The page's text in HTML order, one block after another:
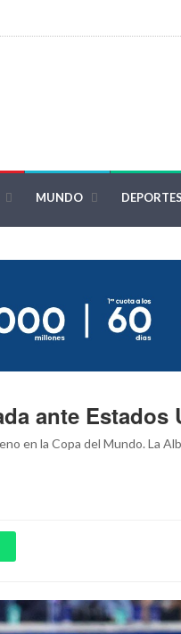
MUNDO DEPORTES
ante Estados
en la Copa del Mundo. La